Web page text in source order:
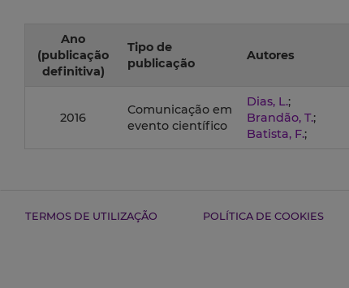
Ano
(publicação
definitiva)
Tipo de
publicação
Autores
2016
Comunicação em
evento científico
Dias, L.;
Brandão, T.;
Batista, F.;
TERMOS DE UTILIZAÇÃO POLÍTICA DE COOKIES